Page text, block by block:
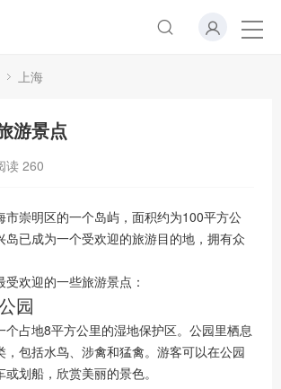
上海
游景点
读 260
市崇明区的一个岛屿，面积约为100平方公
岛已成为一个受欢迎的旅游目的地，拥有众
欢迎的一些旅游景点：
园
个占地8平方公里的湿地保护区。公园里栖息
，包括水鸟、涉禽和猛禽。游客可以在公园
划船，欣赏美丽的景色。